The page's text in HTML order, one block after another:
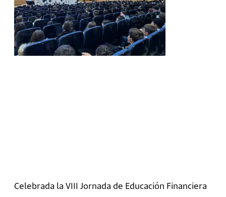
Celebrada la VIII Jornada de Educación Financiera